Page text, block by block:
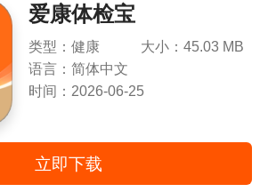
爱康体检宝
类型：健康
大小：45.03 MB
语言：简体中文
时间：2026-06-25
立即下载